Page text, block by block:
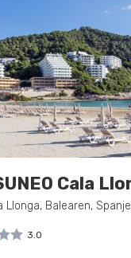
Cala
Llonga, Balearen, Spanje
3.0